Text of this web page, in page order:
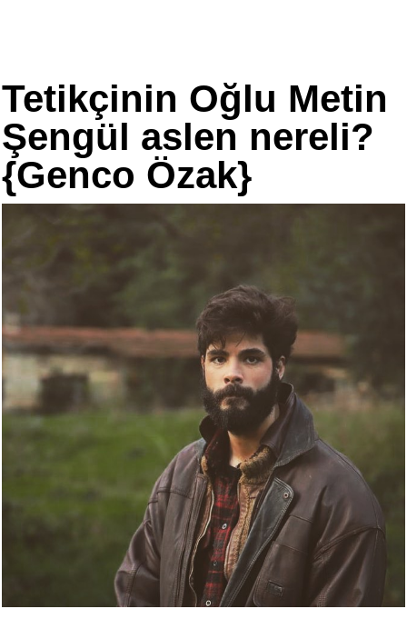
Tetikçinin Oğlu Metin
Şengül aslen nereli?
{Genco Özak}